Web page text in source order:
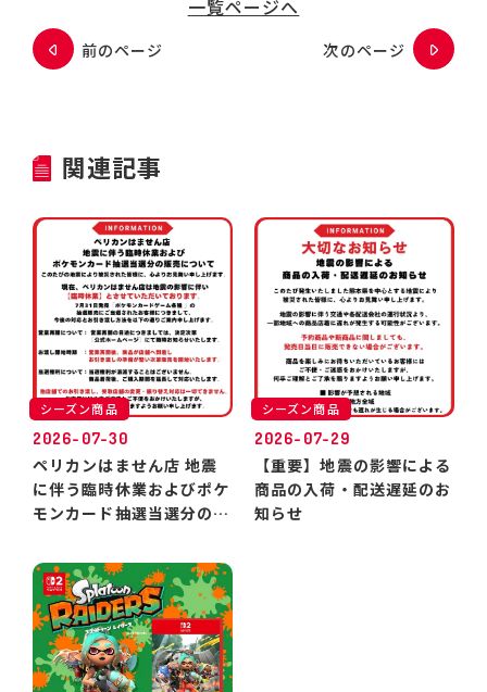
一覧ページへ
前のページ 次のページ
関連記事
シーズン商品
2026-07-30
ペリカンはません店 地震
に伴う臨時休業およびポケ
モンカード抽選当選分のお
シーズン商品
2026-07-29
【重要】地震の影響による
商品の入荷・配送遅延のお
知らせ